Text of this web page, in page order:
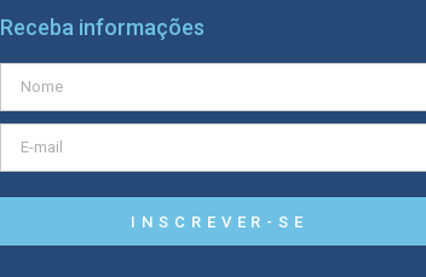
Receba informações
INSCREVER-SE